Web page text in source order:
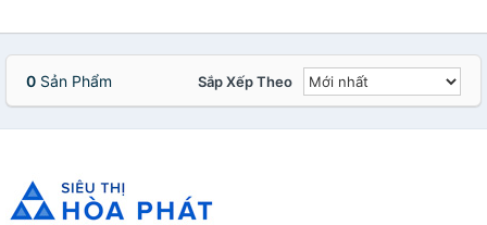
0 Sản Phẩm Sắp Xếp Theo